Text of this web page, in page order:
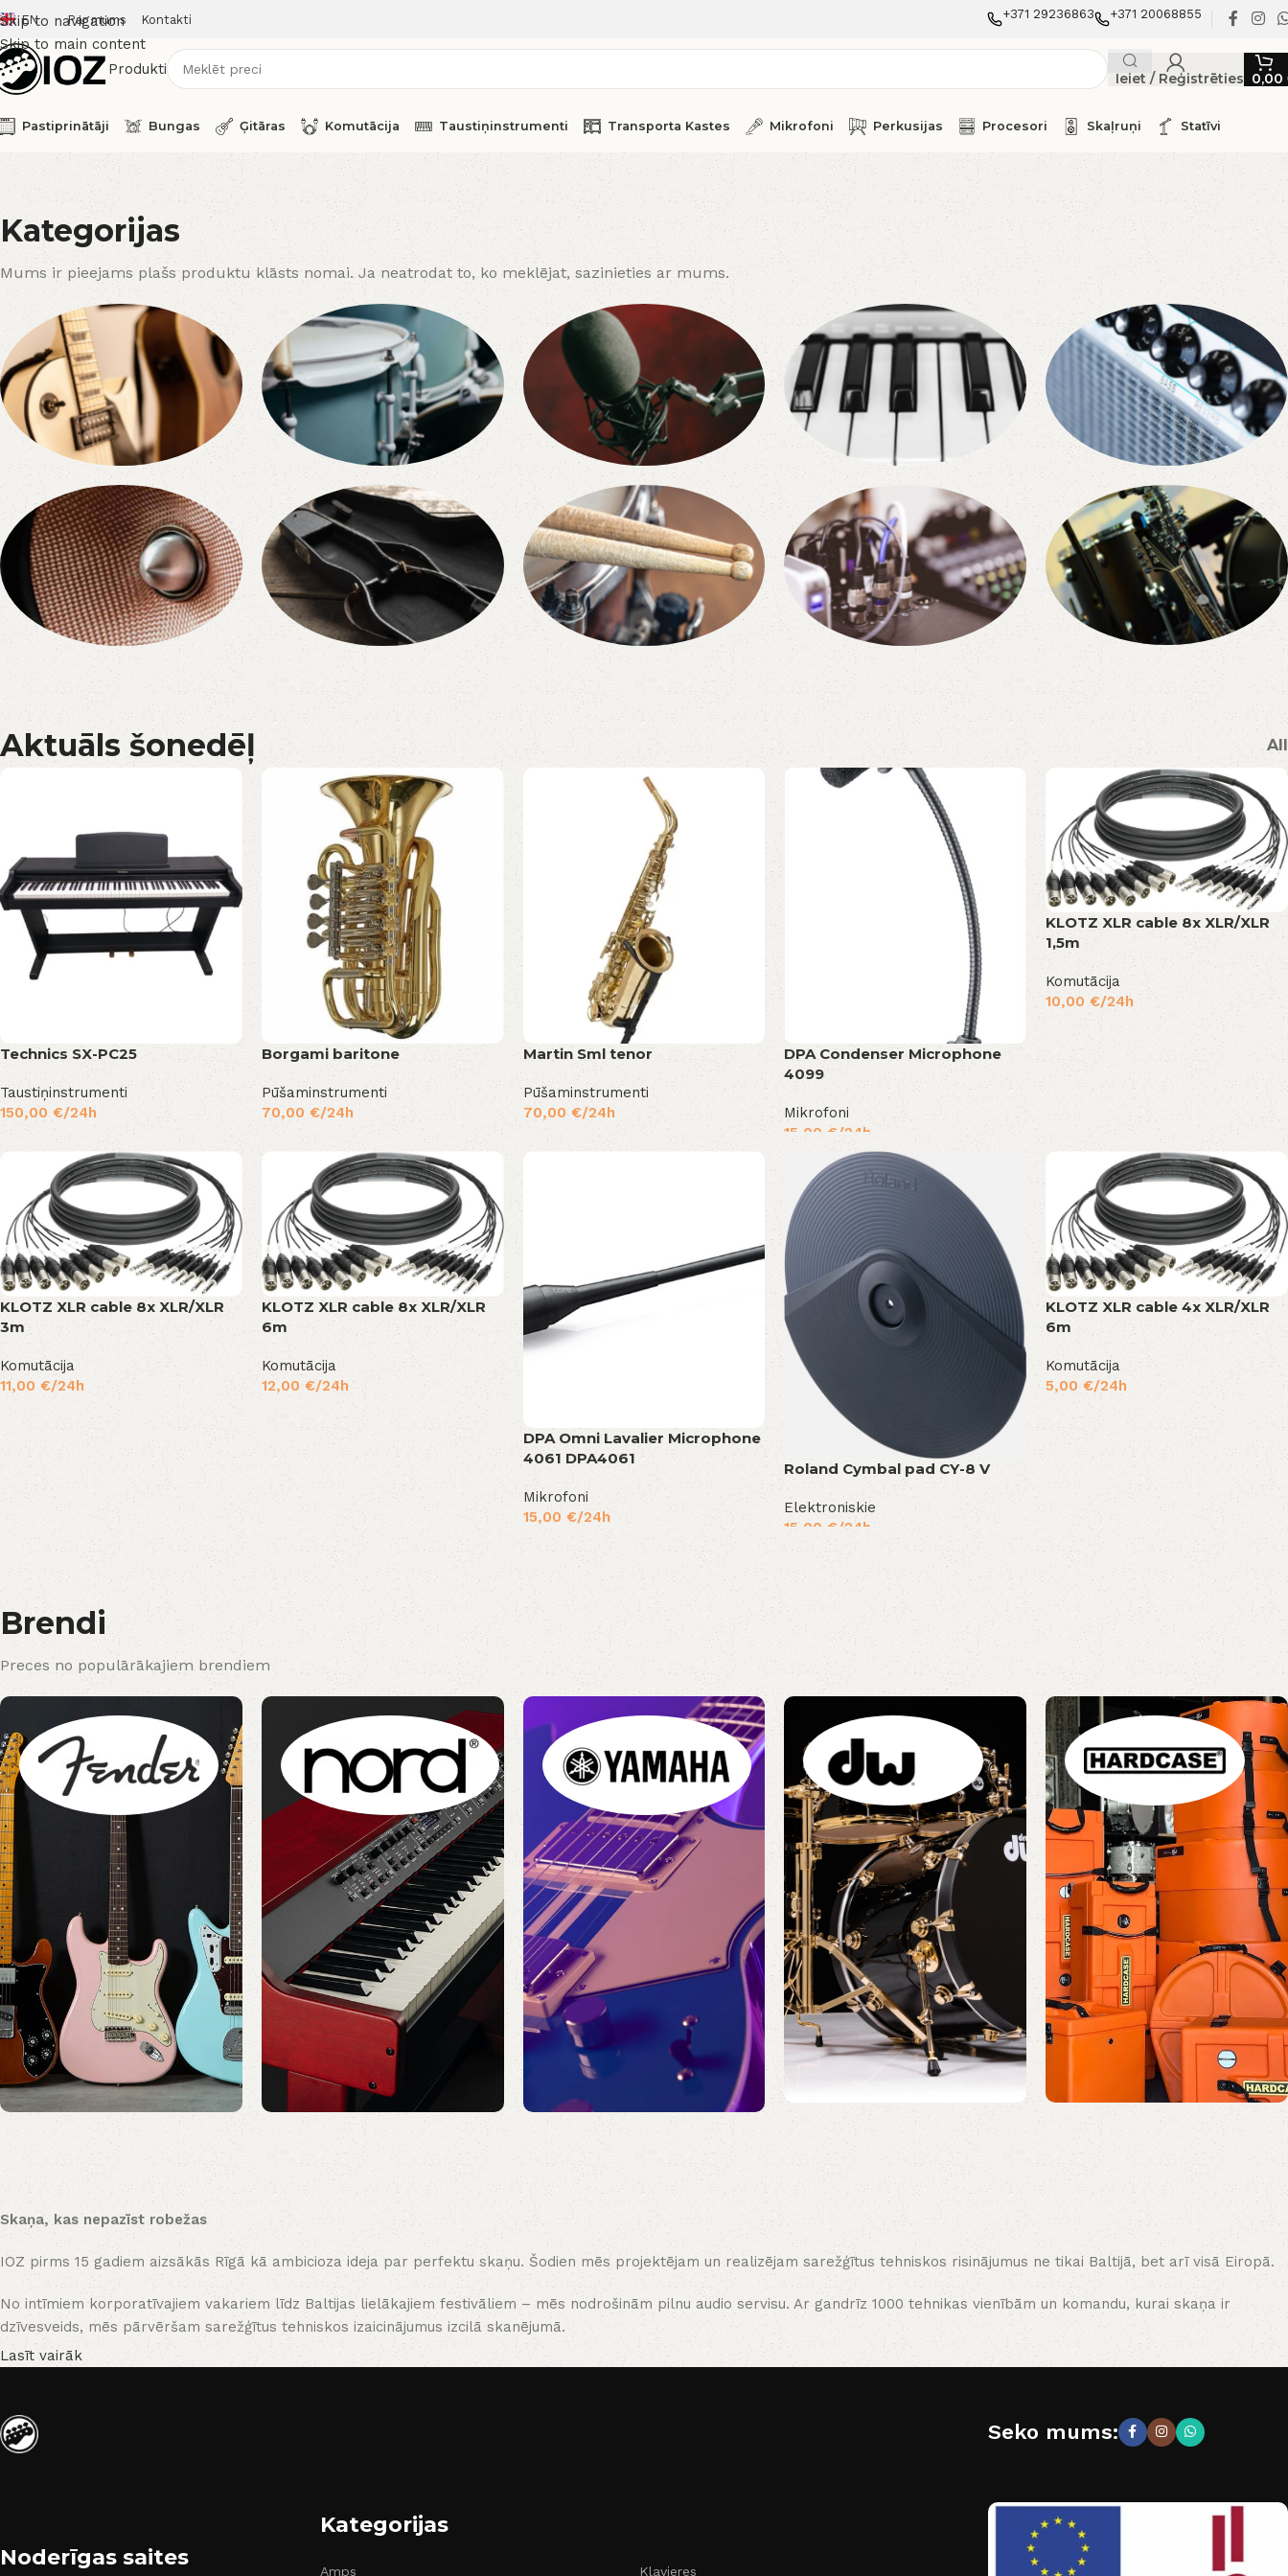
Skip to navigation
Skip to main content
EN Par mums Kontakti +371 29236863 +371 20068855
Produkti
Ieiet / Reģistrēties 0,00
Pastiprinātāji Bungas Ģitāras Komutācija Taustiņinstrumenti Transporta Kastes Mikrofoni Perkusijas Procesori Skaļruņi Statīvi
Kategorijas
Mums ir pieejams plašs produktu klāsts nomai. Ja neatrodat to, ko meklējat, sazinieties ar mums.
Ģitāras Bungas Mikrofoni Taustiņinstrumenti Pastiprinātāji
Skaļruņi Transporta Kastes Perkusijas Komutācija
Aktuāls šonedēļ All
Technics SX-PC25
Taustiņinstrumenti
150,00 €/24h
Borgami baritone
Pūšaminstrumenti
70,00 €/24h
Martin Sml tenor
Pūšaminstrumenti
70,00 €/24h
DPA Condenser Microphone
4099
Mikrofoni
15,00€ /24h
KLOTZ XLR cable 8x XLR/XLR
1,5m
Komutācija
10,00€/24h
KLOTZ XLR cable 8x XLR/XLR
3m
Komutācija
11,00 €/24h
KLOTZ XLR cable 8x XLR/XLR
6m
Komutācija
12,00 €/24h
DPA Omni Lavalier Microphone
4061 DPA4061
Mikrofoni
15,00 €/24h
Roland Cymbal pad CY-8 V
Elektroniskie
15,00€ /24h
KLOTZ XLR cable 4x XLR/XLR
6m
Komutācija
5,00€/24h
Brendi
Preces no populārākajiem brendiem
Skaņa, kas nepazīst robežas
IOZ pirms 15 gadiem aizsākās Rīgā kā ambicioza ideja par perfektu skaņu. Šodien mēs projektējam un realizējam sarežģītus tehniskos risinājumus ne tikai Baltijā, bet arī visā Eiropā.
No intīmiem korporatīvajiem vakariem līdz Baltijas lielākajiem festivāliem – mēs nodrošinām pilnu audio servisu. Ar gandrīz 1000 tehnikas vienībām un komandu, kurai skaņa ir
dzīvesveids, mēs pārvēršam sarežģītus tehniskos izaicinājumus izcilā skanējumā.
Lasīt vairāk
Noderīgas saites
Kategorijas
Amps Klavieres
Seko mums: